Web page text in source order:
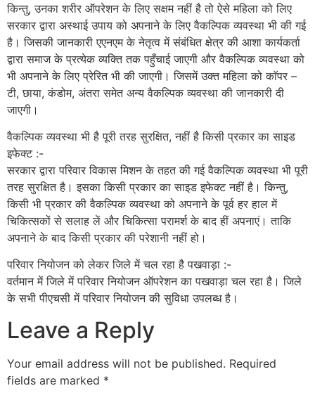
किन्तु, उनका शरीर ऑपरेशन के लिए सक्षम नहीं है तो ऐसे महिला को लिए
सरकार द्वारा अस्थाई उपाय को अपनाने के लिए वैकल्पिक व्यवस्था भी की गई
है। जिसकी जानकारी एएनएम के नेतृत्व में संबंधित क्षेत्र की आशा कार्यकर्ता
द्वारा समाज के प्रत्येक व्यक्ति तक पहुँचाई जाएगी और वैकल्पिक व्यवस्था को
भी अपनाने के लिए प्रेरित भी की जाएगी। जिसमें उक्त महिला को काॅपर –
टी, छाया, कंडोम, अंतरा समेत अन्य वैकल्पिक व्यवस्था की जानकारी दी
जाएगी।
वैकल्पिक व्यवस्था भी है पूरी तरह सुरक्षित, नहीं है किसी प्रकार का साइड
इफेक्ट :-
सरकार द्वारा परिवार विकास मिशन के तहत की गई वैकल्पिक व्यवस्था भी पूरी
तरह सुरक्षित है। इसका किसी प्रकार का साइड इफेक्ट नहीं है। किन्तु,
किसी भी प्रकार की वैकल्पिक व्यवस्था को अपनाने के पूर्व हर हाल में
चिकित्सकों से सलाह लें और चिकित्सा परामर्श के बाद हीं अपनाएं। ताकि
अपनाने के बाद किसी प्रकार की परेशानी नहीं हो।
परिवार नियोजन को लेकर जिले में चल रहा है पखवाड़ा :-
वर्तमान में जिले में परिवार नियोजन ऑपरेशन का पखवाड़ा चल रहा है। जिले
के सभी पीएचसी में परिवार नियोजन की सुविधा उपलब्ध है।
Leave a Reply
Your email address will not be published. Required
fields are marked *